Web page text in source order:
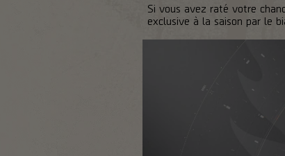
Si vous avez raté votre
exclusive à la saison par le